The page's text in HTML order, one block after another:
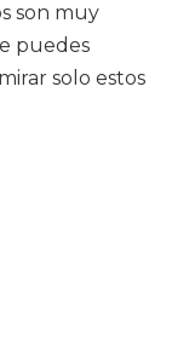
son muy
puedes
solo estos